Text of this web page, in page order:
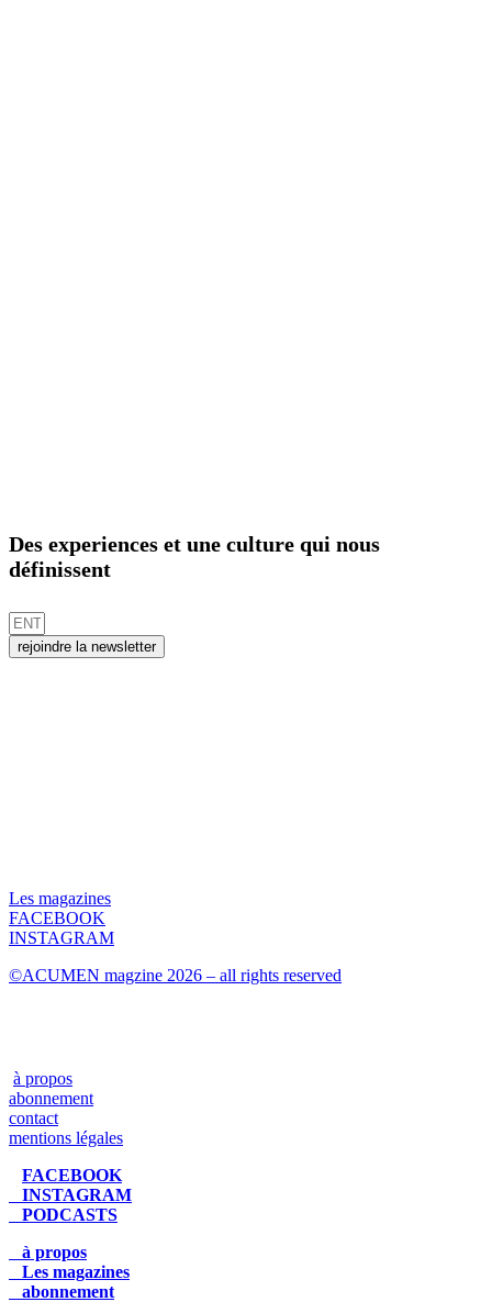
Des experiences et une culture qui nous
définissent
rejoindre la newsletter
Les magazines
FACEBOOK
INSTAGRAM
©ACUMEN magzine 2026 – all rights reserved
à propos
abonnement
contact
mentions légales
FACEBOOK
INSTAGRAM
PODCASTS
à propos
Les magazines
abonnement